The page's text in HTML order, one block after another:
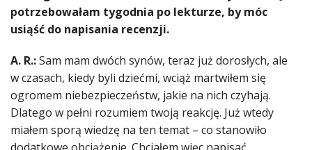
potrzebowałam tygodnia po lekturze, by móc
usiąść do napisania recenzji.
A. R.:Sam mam dwóch synów, teraz już dorosłych, ale
w czasach, kiedy byli dziećmi, wciąż martwiłem się
ogromem niebezpieczeństw, jakie na nich czyhają.
Dlatego w pełni rozumiem twoją reakcję. Już wtedy
miałem sporą wiedzę na ten temat – co stanowiło